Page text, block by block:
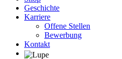
Geschichte
Karriere
Offene Stellen
Bewerbung
Kontakt